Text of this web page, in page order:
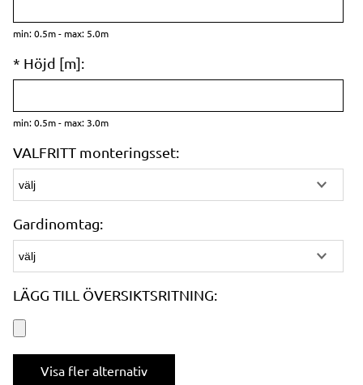
min: 0.5m - max: 5.0m
* Höjd [m]:
min: 0.5m - max: 3.0m
VALFRITT monteringsset:
Gardinomtag:
LÄGG TILL ÖVERSIKTSRITNING:
Visa fler alternativ